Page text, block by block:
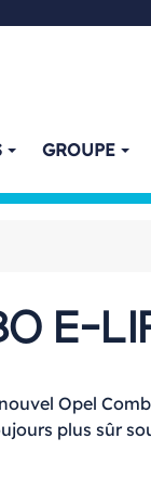
GROUPE
E-
Opel
plus sûr